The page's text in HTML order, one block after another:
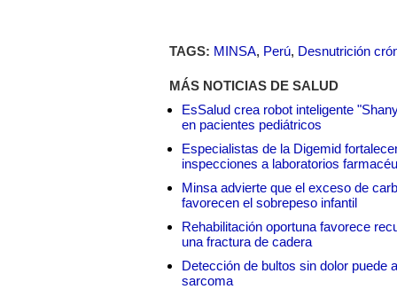
TAGS: MINSA, Perú, Desnutrición
MÁS NOTICIAS DE SALUD
EsSalud crea robot inteligente
en pacientes pediátricos
Especialistas de la Digemid
inspecciones a laboratorios
Minsa advierte que el exceso de
favorecen el sobrepeso infantil
Rehabilitación oportuna favorece
una fractura de cadera
Detección de bultos sin dolor puede
sarcoma